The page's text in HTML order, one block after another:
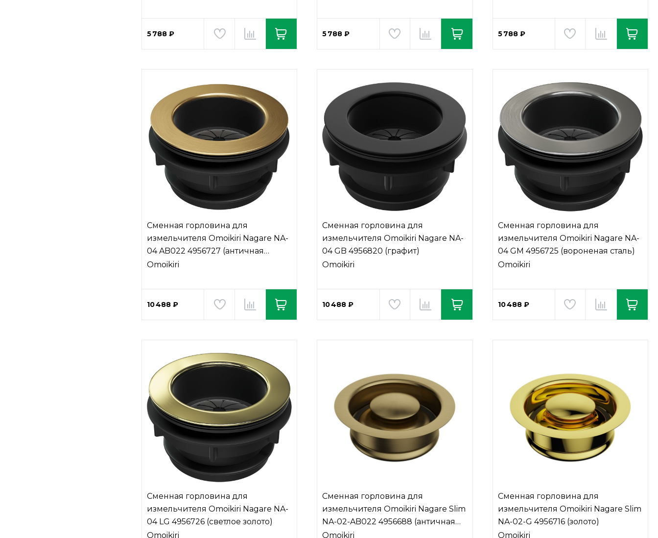
5 788 ₽ 5 788 ₽ 5 788 ₽
Сменная горловина для
измельчителя Omoikiri Nagare NA-
04 AB022 4956727 (античная
латунь)
Omoikiri
10 488 ₽
Сменная горловина для
измельчителя Omoikiri Nagare NA-
04 GB 4956820 (графит)
Omoikiri
10 488 ₽
Сменная горловина для
измельчителя Omoikiri Nagare NA-
04 GM 4956725 (вороненая сталь)
Omoikiri
10 488 ₽
Сменная горловина для
измельчителя Omoikiri Nagare NA-
04 LG 4956726 (светлое золото)
Omoikiri
Сменная горловина для
измельчителя Omoikiri Nagare Slim
NA-02-AB022 4956688 (античная
латунь)
Omoikiri
Сменная горловина для
измельчителя Omoikiri Nagare Slim
NA-02-G 4956716 (золото)
Omoikiri